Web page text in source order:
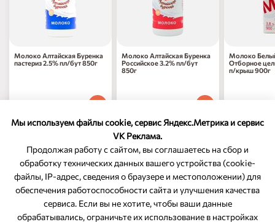
Мы используем файлы cookie, сервис Яндекс.Метрика и сервис
VK Реклама.
Продолжая работу с сайтом, вы соглашаетесь на сбор и
обработку технических данных вашего устройства (cookie-
файлы, IP-адрес, сведения о браузере и местоположении) для
обеспечения работоспособности сайта и улучшения качества
сервиса. Если вы не хотите, чтобы ваши данные
обрабатывались, ограничьте их использование в настройках
Молоко Алтайская Буренка
пастериз 2.5% пл/бут 850г
Молоко Алтайская Буренка
Российское 3.2% пл/бут
850г
Молоко
Отборное
п/крыш 900г
ОБРАТНАЯ СВЯЗЬ
8-800-350-46-10